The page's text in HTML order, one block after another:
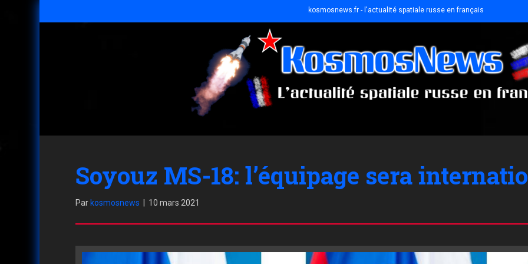
kosmosnews.fr - l'actualité spatiale russe en français
Soyouz MS-18: l’équipage sera
Par kosmosnews 10 mars 2021